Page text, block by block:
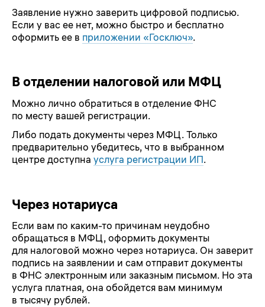
Заявление нужно заверить цифровой подписью.
Если у вас ее нет, можно быстро и бесплатно
оформить ее в приложении «Госключ».
В отделении налоговой или МФЦ
Можно лично обратиться в отделение ФНС
по месту вашей регистрации.
Либо подать документы через МФЦ. Только
предварительно убедитесь, что в выбранном
центре доступна услуга регистрации ИП.
Через нотариуса
Если вам по каким-то причинам неудобно
обращаться в МФЦ, оформить документы
для налоговой можно через нотариуса. Он заверит
подпись на заявлении и сам отправит документы
в ФНС электронным или заказным письмом. Но эта
услуга платная, она обойдется вам минимум
в тысячу рублей.